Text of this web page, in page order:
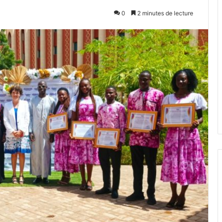
0 2 minutes de lecture